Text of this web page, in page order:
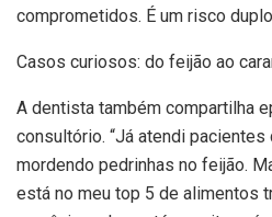
comprometidos. É um risco
Casos curiosos: do feijão ao
A dentista também compartilha
consultório. “Já atendi pacientes
mordendo pedrinhas no feijão.
está no meu top 5 de alimentos